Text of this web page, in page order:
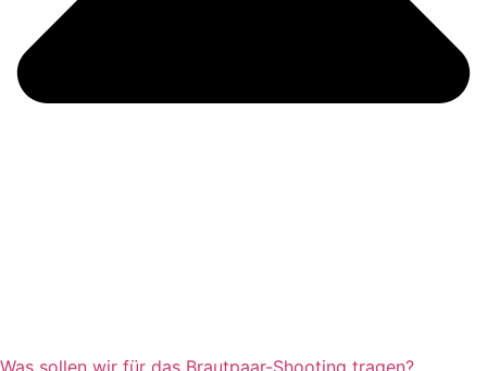
Was sollen wir für das Brautpaar-Shooting tragen?